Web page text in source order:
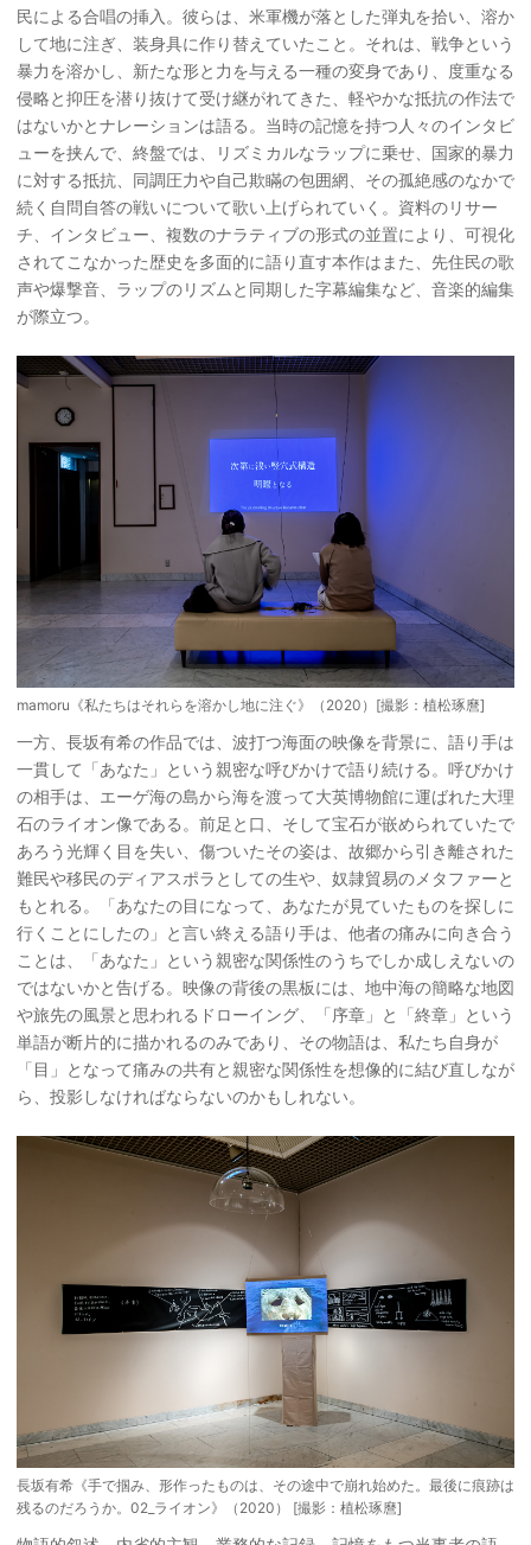
民による合唱の挿入。彼らは、米軍機が落とした弾丸を拾い、溶か
して地に注ぎ、装身具に作り替えていたこと。それは、戦争という
暴力を溶かし、新たな形と力を与える一種の変身であり、度重なる
侵略と抑圧を潜り抜けて受け継がれてきた、軽やかな抵抗の作法で
はないかとナレーションは語る。当時の記憶を持つ人々のインタビ
ューを挟んで、終盤では、リズミカルなラップに乗せ、国家的暴力
に対する抵抗、同調圧力や自己欺瞞の包囲網、その孤絶感のなかで
続く自問自答の戦いについて歌い上げられていく。資料のリサー
チ、インタビュー、複数のナラティブの形式の並置により、可視化
されてこなかった歴史を多面的に語り直す本作はまた、先住民の歌
声や爆撃音、ラップのリズムと同期した字幕編集など、音楽的編集
が際立つ。
mamoru《私たちはそれらを溶かし地に注ぐ》（2020）[撮影：植松琢麿]
一方、長坂有希の作品では、波打つ海面の映像を背景に、語り手は
一貫して「あなた」という親密な呼びかけで語り続ける。呼びかけ
の相手は、エーゲ海の島から海を渡って大英博物館に運ばれた大理
石のライオン像である。前足と口、そして宝石が嵌められていたで
あろう光輝く目を失い、傷ついたその姿は、故郷から引き離された
難民や移民のディアスポラとしての生や、奴隷貿易のメタファーと
もとれる。「あなたの目になって、あなたが見ていたものを探しに
行くことにしたの」と言い終える語り手は、他者の痛みに向き合う
ことは、「あなた」という親密な関係性のうちでしか成しえないの
ではないかと告げる。映像の背後の黒板には、地中海の簡略な地図
や旅先の風景と思われるドローイング、「序章」と「終章」という
単語が断片的に描かれるのみであり、その物語は、私たち自身が
「目」となって痛みの共有と親密な関係性を想像的に結び直しなが
ら、投影しなければならないのかもしれない。
長坂有希《手で掴み、形作ったものは、その途中で崩れ始めた。最後に痕跡は
残るのだろうか。02_ライオン》（2020） [撮影：植松琢麿]